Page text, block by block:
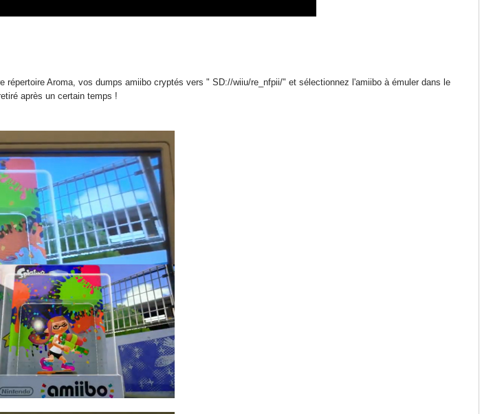
Aroma, vos dumps amiibo cryptés vers " SD://wiiu/re_nfpii/" et sélectionnez l'amiibo à émuler dans le
après un certain temps !